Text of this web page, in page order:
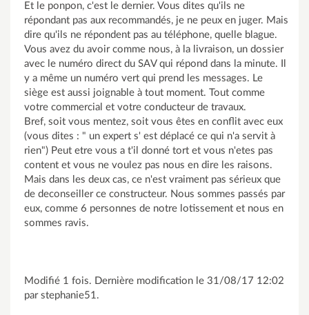
Et le ponpon, c'est le dernier. Vous dites qu'ils ne
répondant pas aux recommandés, je ne peux en juger. Mais
dire qu'ils ne répondent pas au téléphone, quelle blague.
Vous avez du avoir comme nous, à la livraison, un dossier
avec le numéro direct du SAV qui répond dans la minute. Il
y a même un numéro vert qui prend les messages. Le
siège est aussi joignable à tout moment. Tout comme
votre commercial et votre conducteur de travaux.
Bref, soit vous mentez, soit vous êtes en conflit avec eux
(vous dites : " un expert s' est déplacé ce qui n'a servit à
rien") Peut etre vous a t'il donné tort et vous n'etes pas
content et vous ne voulez pas nous en dire les raisons.
Mais dans les deux cas, ce n'est vraiment pas sérieux que
de deconseiller ce constructeur. Nous sommes passés par
eux, comme 6 personnes de notre lotissement et nous en
sommes ravis.
Modifié 1 fois. Dernière modification le 31/08/17 12:02
par stephanie51.